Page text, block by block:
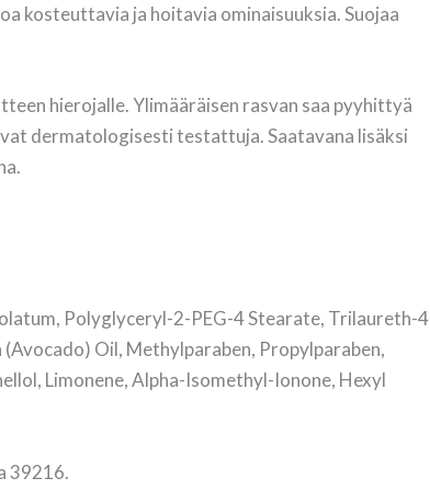
kosteuttavia ja hoitavia ominaisuuksia. Suojaa
hierojalle. Ylimääräisen rasvan saa pyyhittyä
dermatologisesti testattuja. Saatavana lisäksi
Polyglyceryl-2-PEG-4 Stearate, Trilaureth-4
Oil, Methylparaben, Propylparaben,
Limonene, Alpha-Isomethyl-Ionone, Hexyl
39216.